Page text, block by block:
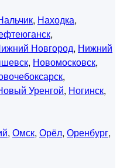
, Находка,
,
Новгород, Нижний
, Новомосковск,
,
Уренгой, Ногинск,
, Омск, Орёл, Оренбург,